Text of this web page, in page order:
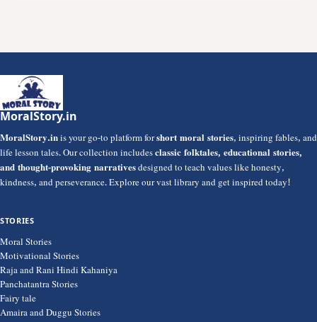
MoralStory.in
MoralStory.inis your go-to platform forshort moral stories, inspiring fables, and
life lesson tales. Our collection includesclassic folktales, educational stories,
and thought-provoking narrativesdesigned to teach values like honesty,
kindness, and perseverance. Explore our vast library and get inspired today!
STORIES
Moral Stories
Motivational Stories
Raja and Rani Hindi Kahaniya
Panchatantra Stories
Fairy tale
Amaira and Duggu Stories